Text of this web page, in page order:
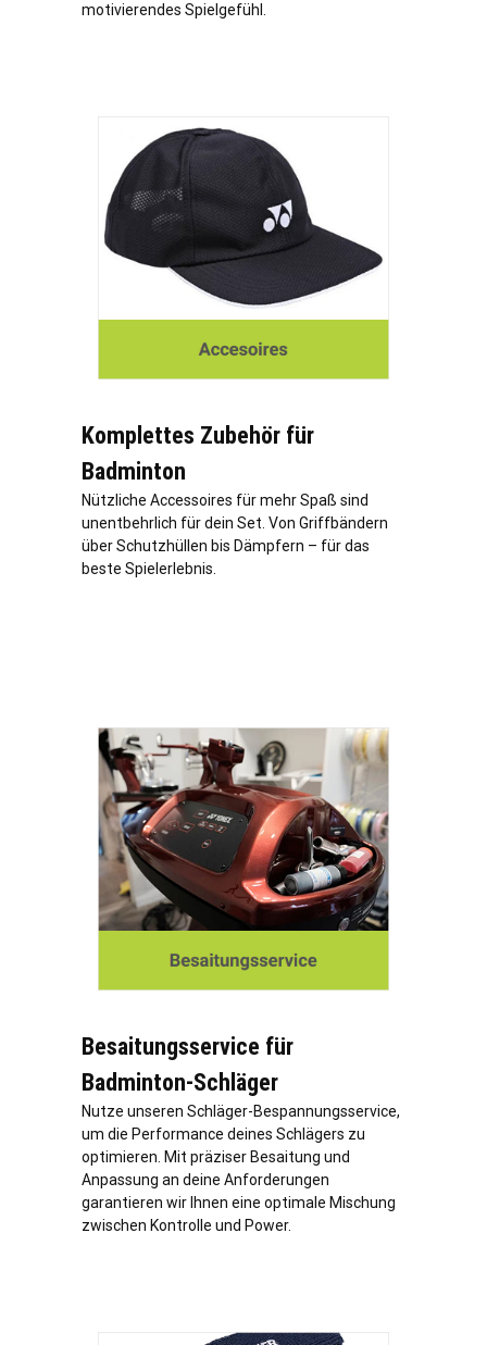
motivierendes Spielgefühl.
Komplettes Zubehör für
Badminton
Nützliche Accessoires für mehr Spaß sind
unentbehrlich für dein Set. Von Griffbändern
über Schutzhüllen bis Dämpfern – für das
beste Spielerlebnis.
Besaitungsservice für
Badminton-Schläger
Nutze unseren Schläger-Bespannungsservice,
um die Performance deines Schlägers zu
optimieren. Mit präziser Besaitung und
Anpassung an deine Anforderungen
garantieren wir Ihnen eine optimale Mischung
zwischen Kontrolle und Power.